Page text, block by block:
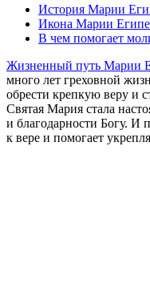
История Марии
Икона Марии
В чем помогает
Жизненный путь Марии
много лет греховной
обрести крепкую веру и
Святая Мария стала
и благодарности Богу. И
к вере и помогает